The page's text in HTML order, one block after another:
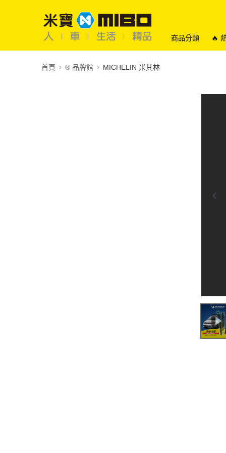
商品分類 🔥
首頁 ®️ 品牌館 MICHELIN 米其林